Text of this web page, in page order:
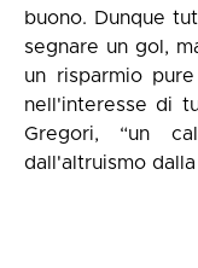
buono. Dunque
segnare un gol,
un risparmio
nell'interesse di
Gregori, “un
dall'altruismo dalla